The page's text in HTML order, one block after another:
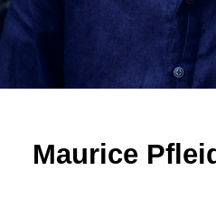
Maurice